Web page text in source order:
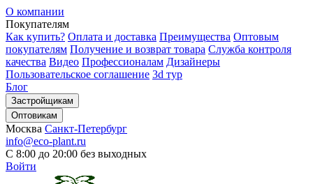
О компании
Покупателям
Как купить? Оплата и доставка Преимущества Оптовым
покупателям Получение и возврат товара Служба контроля
качества Видео Профессионалам Дизайнеры
Пользовательское соглашение 3d тур
Блог
Застройщикам
Оптовикам
Москва Санкт-Петербург
info@eco-plant.ru
С 8:00 до 20:00 без выходных
Войти